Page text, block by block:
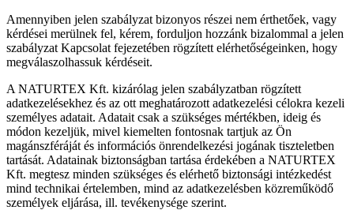
Amennyiben jelen szabályzat bizonyos részei nem érthetőek, vagy
kérdései merülnek fel, kérem, forduljon hozzánk bizalommal a jelen
szabályzat Kapcsolat fejezetében rögzített elérhetőségeinken, hogy
megválaszolhassuk kérdéseit.
A NATURTEX Kft. kizárólag jelen szabályzatban rögzített
adatkezelésekhez és az ott meghatározott adatkezelési célokra kezeli
személyes adatait. Adatait csak a szükséges mértékben, ideig és
módon kezeljük, mivel kiemelten fontosnak tartjuk az Ön
magánszféráját és információs önrendelkezési jogának tiszteletben
tartását. Adatainak biztonságban tartása érdekében a NATURTEX
Kft. megtesz minden szükséges és elérhető biztonsági intézkedést
mind technikai értelemben, mind az adatkezelésben közreműködő
személyek eljárása, ill. tevékenysége szerint.